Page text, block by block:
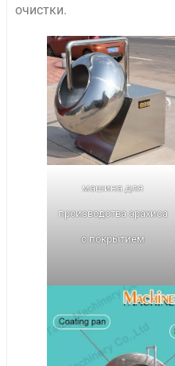
очистки.
машина для
производства арахиса
с покрытием